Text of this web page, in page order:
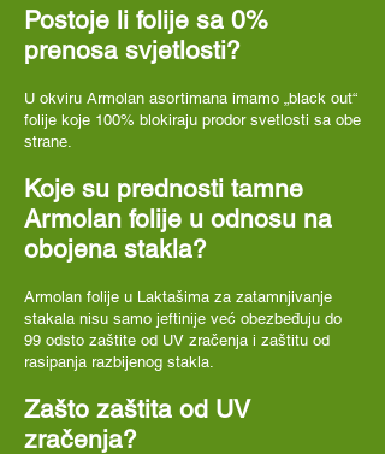
Postoje li folije sa 0%
prenosa svjetlosti?
U okviru Armolan asortimana imamo „black out“
folije koje 100% blokiraju prodor svetlosti sa obe
strane.
Koje su prednosti tamne
Armolan folije u odnosu na
obojena stakla?
Armolan folije u Laktašima za zatamnjivanje
stakala nisu samo jeftinije već obezbeđuju do
99 odsto zaštite od UV zračenja i zaštitu od
rasipanja razbijenog stakla.
Zašto zaštita od UV
zračenja?